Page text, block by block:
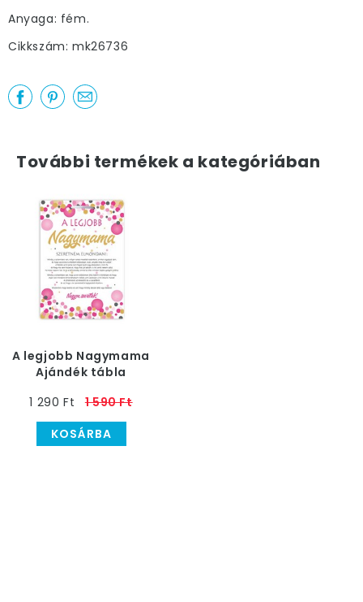
Anyaga: fém.
Cikkszám: mk26736
További termékek a kategóriában
A legjobb Nagymama
Ajándék tábla
1 290 Ft
1 590 Ft
KOSÁRBA